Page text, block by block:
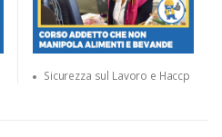
Sicurezza sul Lavoro e Haccp